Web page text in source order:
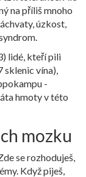
na příliš mnoho
úzkost,
lidé, kteří pili
vína),
-
hmoty v této
mozku
se rozhoduješ,
Když piješ,